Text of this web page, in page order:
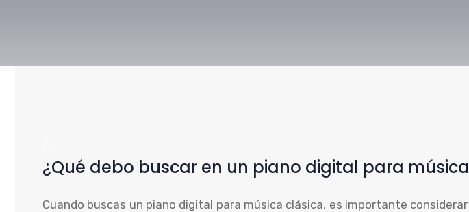
¿Qué debo buscar en un piano digital para
Cuando buscas un piano digital para música clásica, es importante